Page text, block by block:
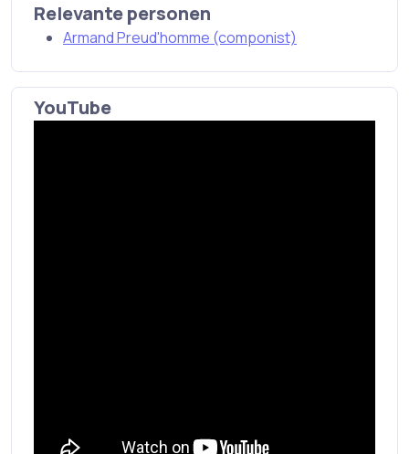
Relevante personen
Armand Preud'homme (componist)
YouTube